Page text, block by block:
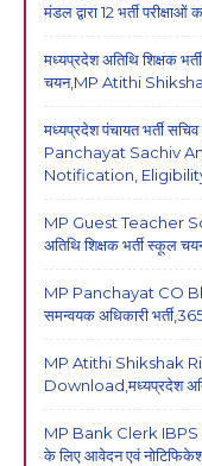
मंडल द्वारा 12 भर्ती
मध्यप्रदेश अतिथि शिक्षक
चयन,MP Atithi
मध्यप्रदेश पंचायत भर्ती
Panchayat Sachiv
Notification,
MP Guest Teacher
अतिथि शिक्षक भर्ती स्कूल
MP Panchayat CO
समन्वयक अधिकारी
MP Atithi Shikshak
Download,मध्यप्रदेश
MP Bank Clerk IBPS
के लिए आवेदन एवं